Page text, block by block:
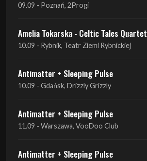
09.09 - Poznań, 2Progi
Amelia Tokarska - Celtic Tales Quartet
10.09 - Rybnik, Teatr Ziemi Rybnickiej
Antimatter + Sleeping Pulse
10.09 - Gdańsk, Drizzly Grizzly
Antimatter + Sleeping Pulse
11.09 - Warszawa, VooDoo Club
Antimatter + Sleeping Pulse